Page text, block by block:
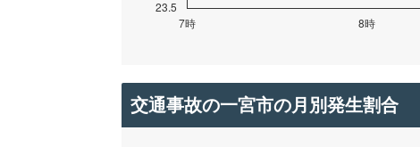
交通事故の一宮市の月別発生割合